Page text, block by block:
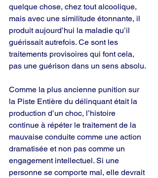
quelque chose, chez tout alcoolique,
mais avec une similitude étonnante, il
produit aujourd’hui la maladie qu’il
guérissait autrefois. Ce sont les
traitements provisoires qui font cela,
pas une guérison dans un sens absolu.
Comme la plus ancienne punition sur
la Piste Entière du délinquant était la
production d’un choc, l’histoire
continue à répéter le traitement de la
mauvaise conduite comme une action
dramatisée et non pas comme un
engagement intellectuel. Si une
personne se comporte mal, elle devrait